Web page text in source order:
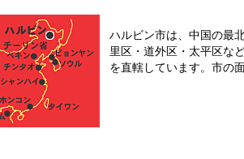
ハルビン市は、中国の最
里区・道外区・太平区な
を直轄しています。市の